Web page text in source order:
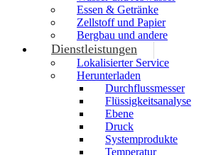
Essen & Getränke
Zellstoff und Papier
Bergbau und andere
Dienstleistungen
Lokalisierter Service
Herunterladen
Durchflussmesser
Flüssigkeitsanalyse
Ebene
Druck
Systemprodukte
Temperatur